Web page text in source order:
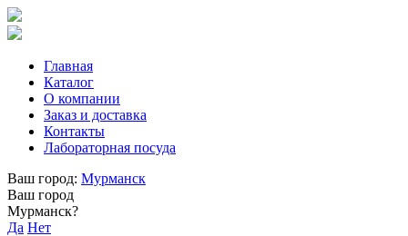
Главная
Каталог
О компании
Заказ и доставка
Контакты
Лабораторная посуда
Ваш город: Мурманск
Ваш город
Мурманск?
Да Нет